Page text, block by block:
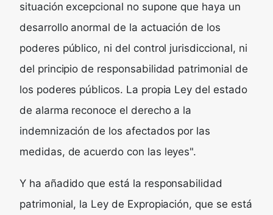
situación excepcional no supone que haya un
desarrollo anormal de la actuación de los
poderes público, ni del control jurisdiccional, ni
del principio de responsabilidad patrimonial de
los poderes públicos. La propia Ley del estado
de alarma reconoce el derecho a la
indemnización de los afectados por las
medidas, de acuerdo con las leyes".
Y ha añadido que está la responsabilidad
patrimonial, la Ley de Expropiación, que se está